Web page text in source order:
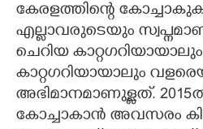
കേരളത്തിന്റെ
എല്ലാവരുടെയും
ചെറിയ
കാറ്റഗറിയായാലും
അഭിമാനമാണുള്ളത്. 2015ൽ
കോച്ചാകാൻ അവസരം